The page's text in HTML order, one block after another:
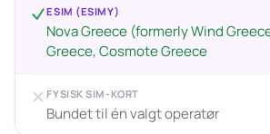
ESIM (ESIMY)
Nova Greece (formerly Wind
Greece, Cosmote Greece
FYSISK SIM-KORT
Bundet til én valgt operatør